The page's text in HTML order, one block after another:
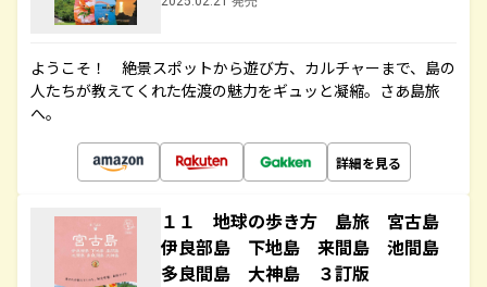
ようこそ！ 絶景スポットから遊び方、カルチャーまで、島の
人たちが教えてくれた佐渡の魅力をギュッと凝縮。さあ島旅
へ。
詳細を見る
１１ 地球の歩き方 島旅 宮古島
伊良部島 下地島 来間島 池間島
多良間島 大神島 ３訂版